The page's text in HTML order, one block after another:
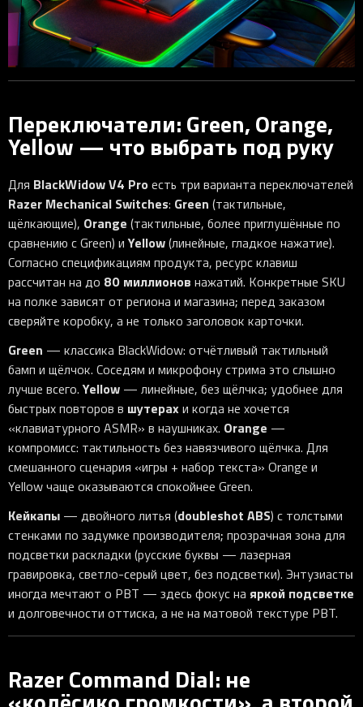
Переключатели: Green, Orange,
Yellow — что выбрать под руку
Для BlackWidow V4 Proесть три варианта переключателей
Razer Mechanical Switches: Green (тактильные,
щёлкающие), Orange (тактильные, более приглушённые по
сравнению с Green) иYellow(линейные, гладкое нажатие).
Согласно спецификациям продукта, ресурс клавиш
рассчитан на до 80 миллионов нажатий. Конкретные SKU
на полке зависят от региона и магазина; перед заказом
сверяйте коробку, а не только заголовок карточки.
Green — классика BlackWidow: отчётливый тактильный
бамп и щёлчок. Соседям и микрофону стрима это слышно
лучше всего.Yellow — линейные, без щёлчка; удобнее для
быстрых повторов в шутерахи когда не хочется
«клавиатурного ASMR» в наушниках. Orange —
компромисс: тактильность без навязчивого щёлчка. Для
смешанного сценария «игры + набор текста» Orange и
Yellow чаще оказываются спокойнее Green.
Кейкапы — двойного литья (doubleshot ABS) с толстыми
стенками по задумке производителя; прозрачная зона для
подсветки раскладки (русские буквы — лазерная
гравировка, светло-серый цвет, без подсветки). Энтузиасты
иногда мечтают о PBT — здесь фокус на яркой подсветке
и долговечности оттиска, а не на матовой текстуре PBT.
Razer Command Dial: не